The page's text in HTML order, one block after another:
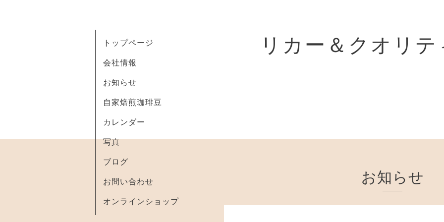
リカー＆クオリ
トップページ
会社情報
お知らせ
自家焙煎珈琲豆
カレンダー
写真
ブログ
お問い合わせ
オンラインショップ
お知らせ